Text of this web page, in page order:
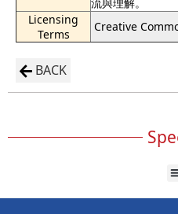
Licensing
Terms
Creative
BACK